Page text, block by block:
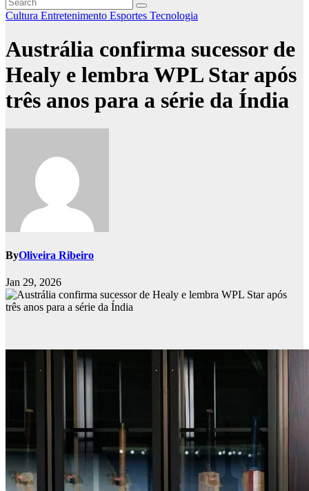
Cultura Entretenimento Esportes Tecnologia
Austrália confirma sucessor de
Healy e lembra WPL Star após
três anos para a série da Índia
ByOliveira Ribeiro
Jan 29, 2026